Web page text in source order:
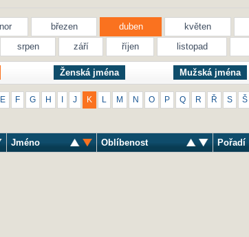
březen duben květen
srpen září říjen listopad
Ženská jména Mužská jména
E F G H J K M N O P Q R Ř S Š
Jméno Oblíbenost Pořadí